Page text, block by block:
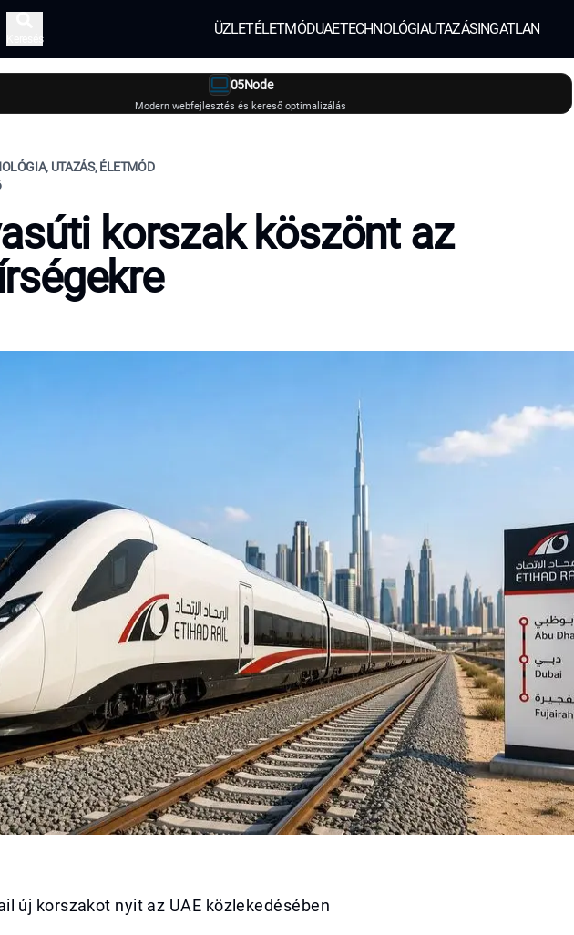
Keresés
ÜZLETÉLETMÓDUAETECHNOLÓGIAUTAZÁSINGATLAN
05Node
Modern webfejlesztés és kereső optimalizálás
UTAZÁS, ÉLETMÓD
korszak köszönt az
új korszakot nyit az UAE közlekedésében